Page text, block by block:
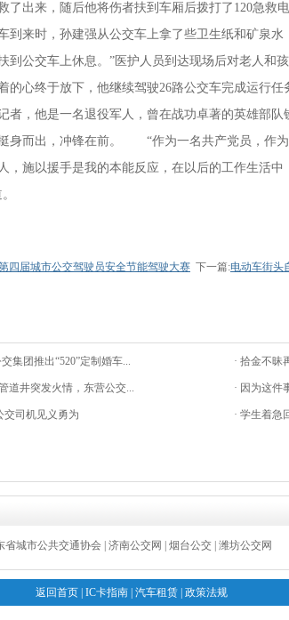
了出来，随后他将伤者扶到车厢后拨打了120急救电
来时，孙建强从公交车上拿了些卫生纸和矿泉水
到公交车上休息。”医护人员到达现场后对老人和
的心终于放下，他继续驾驶26路公交车完成运行任
，他是一名退役军人，曾在战功卓著的英雄部队
身而出，冲锋在前。 “作为一名共产党员，作
，施以援手是我的本能反应，在以后的工作生活
四届城市公交驾驶员安全节能驾驶大赛 下一篇:电动车街头
集团推出“520”定制婚车... · 拾金不昧
道井突发火情，东营公交... · 因为这件
交司机见义勇为 · 学生着急
省城市公共交通协会 济南公交网 烟台公交 潍坊公交网
返回首页 IC卡指南 汽车租赁 政策法规